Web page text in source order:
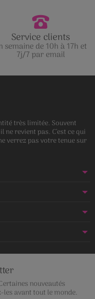
Service clients
semaine de 10h à 17h et
7j/7 par email
très limitée. Souvent
revient pas. C’est ce qui
verrez pas votre tenue sur
nouveautés
les avant tout le monde.